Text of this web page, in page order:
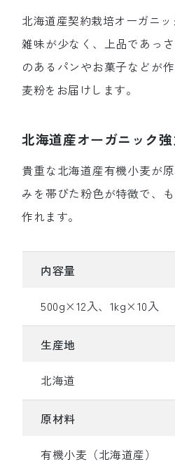
北海道産契約栽培オーガニッ
雑味が少なく、上品であっ
のあるパンやお菓子などが
麦粉をお届けします。
北海道産オーガニック
貴重な北海道産有機小麦が
みを帯びた粉色が特徴で、
作れます。
内容量
500g×12入、1kg×10入
生産地
北海道
原材料
有機小麦（北海道産）